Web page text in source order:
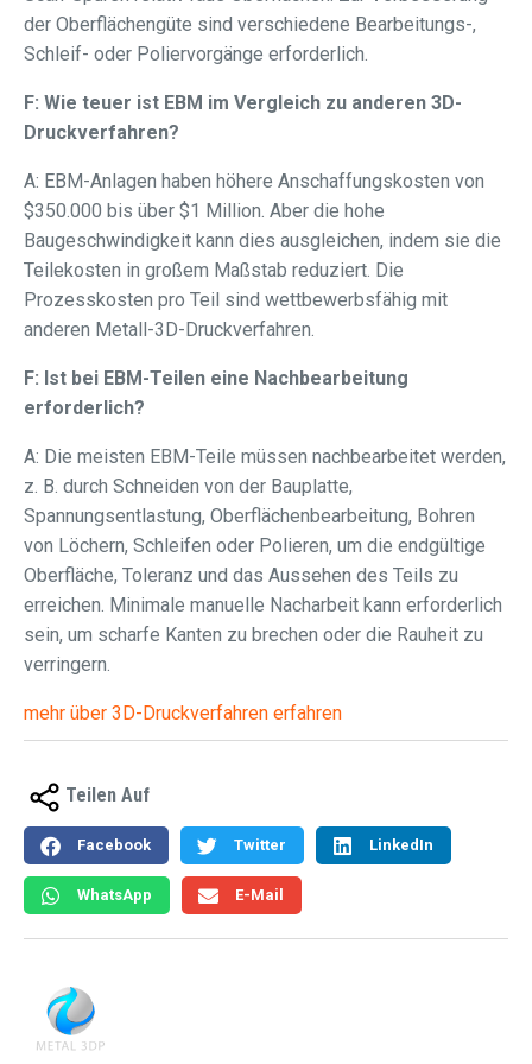
der Oberflächengüte sind verschiedene Bearbeitungs-,
Schleif- oder Poliervorgänge erforderlich.
F: Wie teuer ist EBM im Vergleich zu anderen 3D-
Druckverfahren?
A: EBM-Anlagen haben höhere Anschaffungskosten von
$350.000 bis über $1 Million. Aber die hohe
Baugeschwindigkeit kann dies ausgleichen, indem sie die
Teilekosten in großem Maßstab reduziert. Die
Prozesskosten pro Teil sind wettbewerbsfähig mit
anderen Metall-3D-Druckverfahren.
F: Ist bei EBM-Teilen eine Nachbearbeitung
erforderlich?
A: Die meisten EBM-Teile müssen nachbearbeitet werden,
z. B. durch Schneiden von der Bauplatte,
Spannungsentlastung, Oberflächenbearbeitung, Bohren
von Löchern, Schleifen oder Polieren, um die endgültige
Oberfläche, Toleranz und das Aussehen des Teils zu
erreichen. Minimale manuelle Nacharbeit kann erforderlich
sein, um scharfe Kanten zu brechen oder die Rauheit zu
verringern.
mehr über 3D-Druckverfahren erfahren
Teilen Auf
Facebook Twitter LinkedIn
WhatsApp E-Mail